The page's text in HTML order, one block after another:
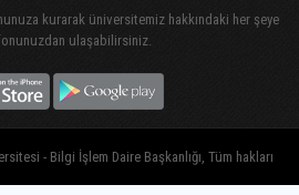
kurarak üniversitemiz hakkındaki her şeye
ulaşabilirsiniz.
- Bilgi İşlem Daire Başkanlığı, Tüm hakları